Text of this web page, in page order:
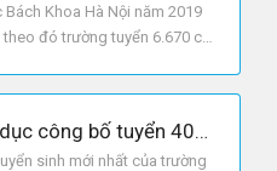
Khoa Hà Nội năm 2019
đó trường tuyển 6.670 chỉ
Học viện quản lý Giáo dục công bố tuyển 400 chỉ tiêu cho năm 2019
sinh mới nhất của trường